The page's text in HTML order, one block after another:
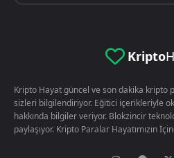
Kripto
Kripto Hayat güncel ve son dakika kripto
sizleri bilgilendiriyor. Eğitici içerikleriyle
hakkında bilgiler veriyor. Blokzincir
paylaşıyor. Kripto Paralar Hayatımızın